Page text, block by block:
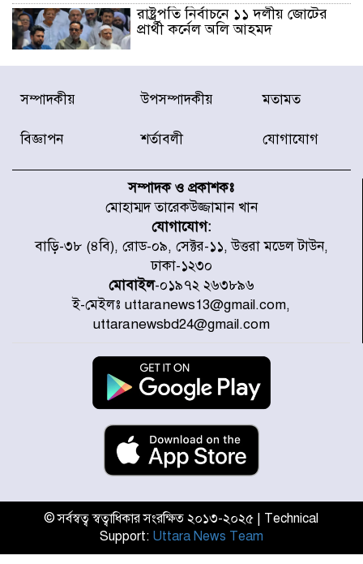
রাষ্ট্রপতি নির্বাচনে ১১ দলীয় জোটের
প্রার্থী কর্নেল অলি আহমদ
ডিএনসিসির সঙ্গে সমন্বয়ে পরিচ্ছন্নতার
নতুন উদ্যোগ নিকুঞ্জ-টানপাড়ায়
উদ্যোগে উত্তরা ১৩ নং সেক্টর-এ
পরিষ্কার-পরিচ্ছন্নতা অভিযান
ডিএমপির অভিযানে ২৪ ঘণ্টায় গ্রেপ্তার
৫০৪, উদ্ধার মাদক-অস্ত্র
সন্দ্বীপের চরে বিপদে পড়া কচ্ছপ উদ্ধার
সাগরে অবমুক্ত
মাতারবাড়ী পৌঁছে নির্ধারিত কর্মসূচিতে
যোগ দিয়েছেন প্রধানমন্ত্রী
জাতীয় সাংবাদিক সংস্থার পিরোজপুর
জেলা কমিটি অনুমোদন
গণঅভ্যুত্থানের তথ্য বিশ্বমিডিয়ায় পৌঁছে
দিতেন আদীব, গুমের চেষ্টা ৩ বার
সম্পাদকীয় উপসম্পাদকীয় মতামত
বিজ্ঞাপন শর্তাবলী যোগাযোগ
সম্পাদক ও প্রকাশকঃ
মোহাম্মদ তারেকউজ্জামান খান
যোগাযোগ:
বাড়ি-৩৮ (৪বি), রোড-০৯, সেক্টর-১১, উত্তরা মডেল টাউন,
ঢাকা-১২৩০
মোবাইল-০১৯৭২ ২৬৩৮৯৬
ই-মেইলঃ uttaranews13@gmail.com,
uttaranewsbd24@gmail.com
© সর্বস্বত্ব স্বত্বাধিকার সংরক্ষিত ২০১৩-২০২৫ | Technical
Support: Uttara News Team